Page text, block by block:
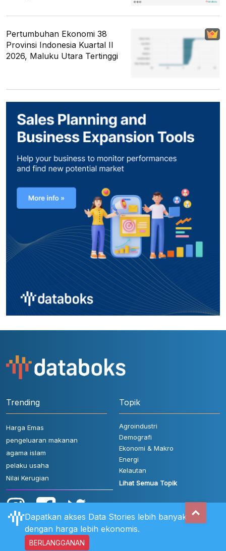
Pertumbuhan Ekonomi 38
Provinsi Indonesia Kuartal II
2026, Maluku Utara Tertinggi
Trending
Harga Emas
pengeluaran makanan
agama islam
pelaku usaha
Nilai Kerugian
Topik
Agroindustri
Demografi
Ekonomi & Makro
Energi
Kelautan
Lihat Semua Topik
Aturan Pengguna Hubungi Kami
Dapatkan akses Data Stories lebih banyak
dengan harga lebih ekonomis.
BERLANGGANAN